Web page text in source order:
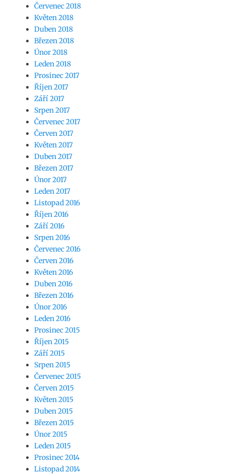
Červenec 2018
Květen 2018
Duben 2018
Březen 2018
Únor 2018
Leden 2018
Prosinec 2017
Říjen 2017
Září 2017
Srpen 2017
Červenec 2017
Červen 2017
Květen 2017
Duben 2017
Březen 2017
Únor 2017
Leden 2017
Listopad 2016
Říjen 2016
Září 2016
Srpen 2016
Červenec 2016
Červen 2016
Květen 2016
Duben 2016
Březen 2016
Únor 2016
Leden 2016
Prosinec 2015
Říjen 2015
Září 2015
Srpen 2015
Červenec 2015
Červen 2015
Květen 2015
Duben 2015
Březen 2015
Únor 2015
Leden 2015
Prosinec 2014
Listopad 2014